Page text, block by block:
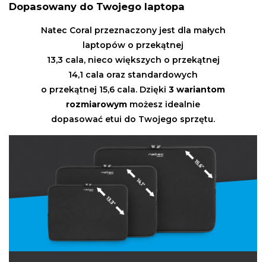
Dopasowany do Twojego laptopa
Natec Coral przeznaczony jest dla małych
laptopów o przekątnej
13,3 cala, nieco większych o przekątnej
14,1 cala oraz standardowych
o przekątnej 15,6 cala. Dzięki 3 wariantom
rozmiarowym możesz idealnie
dopasować etui do Twojego sprzętu.